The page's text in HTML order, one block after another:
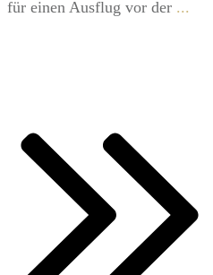
für einen Ausflug vor der ...